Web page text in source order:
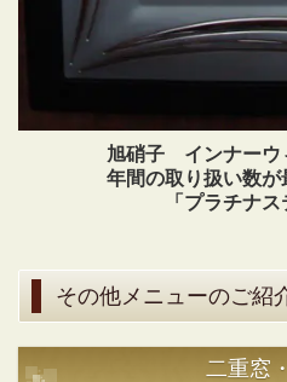
旭硝子 インナーウ
年間の取り扱い数
「プラチナス
その他メニューのご紹
二重窓